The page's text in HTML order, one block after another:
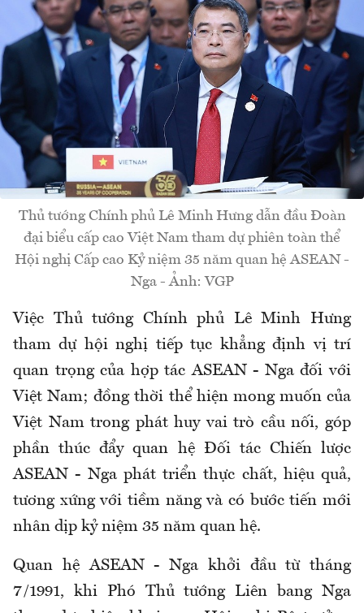
Thủ tướng Chính phủ Lê Minh Hưng dẫn đầu Đoàn
đại biểu cấp cao Việt Nam tham dự phiên toàn thể
Hội nghị Cấp cao Kỷ niệm 35 năm quan hệ ASEAN -
Nga - Ảnh: VGP
Việc Thủ tướng Chính phủ Lê Minh Hưng
tham dự hội nghị tiếp tục khẳng định vị trí
quan trọng của hợp tác ASEAN - Nga đối với
Việt Nam; đồng thời thể hiện mong muốn của
Việt Nam trong phát huy vai trò cầu nối, góp
phần thúc đẩy quan hệ Đối tác Chiến lược
ASEAN - Nga phát triển thực chất, hiệu quả,
tương xứng với tiềm năng và có bước tiến mới
nhân dịp kỷ niệm 35 năm quan hệ.
Quan hệ ASEAN - Nga khởi đầu từ tháng
7/1991, khi Phó Thủ tướng Liên bang Nga